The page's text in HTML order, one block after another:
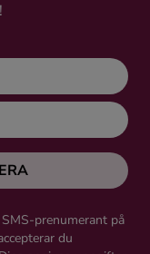
prenumerant på
du